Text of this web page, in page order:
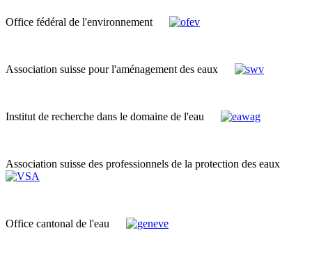
Office fédéral de l'environnement
Association suisse pour l'aménagement des eaux
Institut de recherche dans le domaine de l'eau
Association suisse des professionnels de la protection des eaux
Office cantonal de l'eau